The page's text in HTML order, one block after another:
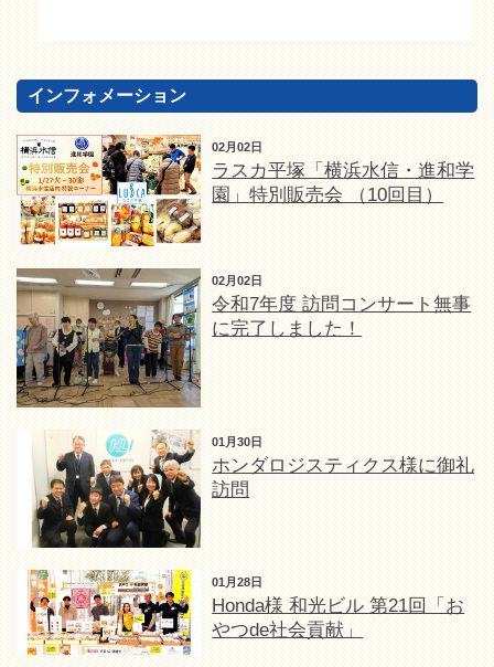
インフォメーション
02月02日
ラスカ平塚「横浜水信・進和学
園」特別販売会 （10回目）
02月02日
令和7年度 訪問コンサート無事
に完了しました！
01月30日
ホンダロジスティクス様に御礼
訪問
01月28日
Honda様 和光ビル 第21回「お
やつde社会貢献」